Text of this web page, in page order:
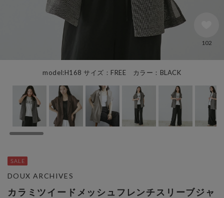
model:H168 サイズ：FREE カラー：BLACK
102
カラミツイードメッシュフレンチスリーブジャ
DOUX ARCHIVES